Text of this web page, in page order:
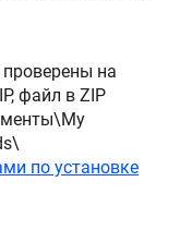
на
файл в ZIP
по установке